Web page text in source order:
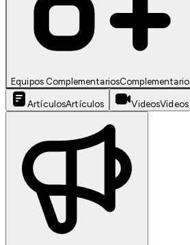
Equipos Complementarios
ArtículosArtículos VideosVideos